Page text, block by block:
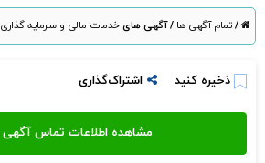
/تمام آگهی ها /آگهی هایخدمات مالی و سرمایه گذاری
ذخیره کنید اشتراک‌گذاری